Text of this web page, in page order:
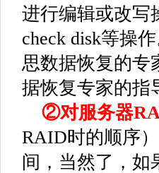
进行编辑或改写
check disk等操
思数据恢复的专
据恢复专家的指
②对服务器
RAID时的顺序
间，当然了，如